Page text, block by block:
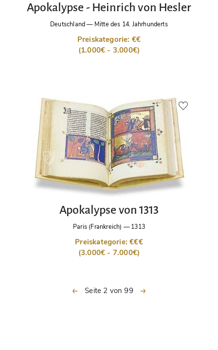
Apokalypse - Heinrich von Hesler
Deutschland— Mitte des 14. Jahrhunderts
Preiskategorie: €€
(1.000€ - 3.000€)
Apokalypse von 1313
Paris (Frankreich) —1313
Preiskategorie: €€€
(3.000€ - 7.000€)
vorherige
Seite 2 von 99 nächste